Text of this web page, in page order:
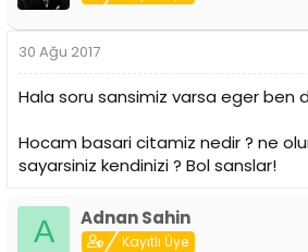
30 Ağu 2017
Hala soru sansimiz varsa eger ben
Hocam basari citamiz nedir ? ne
sayarsiniz kendinizi ? Bol sanslar!
A Adnan Sahin
Kayıtlı Üye